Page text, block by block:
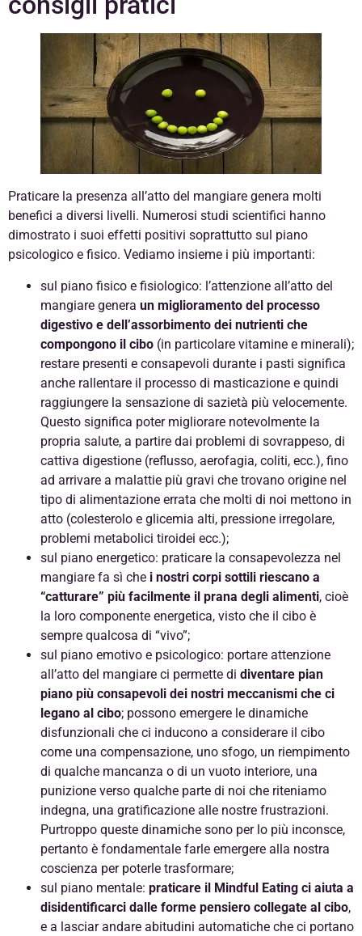
Praticare la presenza all’atto del mangiare genera molti
benefici a diversi livelli. Numerosi studi scientifici hanno
dimostrato i suoi effetti positivi soprattutto sul piano
psicologico e fisico. Vediamo insieme i più importanti:
sul piano fisico e fisiologico: l’attenzione all’atto del
mangiare genera un miglioramento del processo
digestivo e dell’assorbimento dei nutrienti che
compongono il cibo (in particolare vitamine e minerali);
restare presenti e consapevoli durante i pasti significa
anche rallentare il processo di masticazione e quindi
raggiungere la sensazione di sazietà più velocemente.
Questo significa poter migliorare notevolmente la
propria salute, a partire dai problemi di sovrappeso, di
cattiva digestione (reflusso, aerofagia, coliti, ecc.), fino
ad arrivare a malattie più gravi che trovano origine nel
tipo di alimentazione errata che molti di noi mettono in
atto (colesterolo e glicemia alti, pressione irregolare,
problemi metabolici tiroidei ecc.);
sul piano energetico: praticare la consapevolezza nel
mangiare fa sì che i nostri corpi sottili riescano a
“catturare” più facilmente il prana degli alimenti, cioè
la loro componente energetica, visto che il cibo è
sempre qualcosa di “vivo”;
sul piano emotivo e psicologico: portare attenzione
all’atto del mangiare ci permette di diventare pian
piano più consapevoli dei nostri meccanismi che ci
legano al cibo; possono emergere le dinamiche
disfunzionali che ci inducono a considerare il cibo
come una compensazione, uno sfogo, un riempimento
di qualche mancanza o di un vuoto interiore, una
punizione verso qualche parte di noi che riteniamo
indegna, una gratificazione alle nostre frustrazioni.
Purtroppo queste dinamiche sono per lo più inconsce,
pertanto è fondamentale farle emergere alla nostra
coscienza per poterle trasformare;
sul piano mentale: praticare il Mindful Eating ci aiuta a
disidentificarci dalle forme pensiero collegate al cibo,
e a lasciar andare abitudini automatiche che ci portano